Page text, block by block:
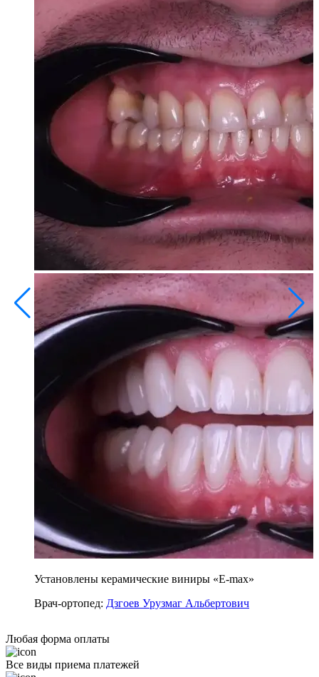
Установлены керамические виниры «E-max»
Врач-ортопед: Дзгоев Урузмаг Альбертович
Любая форма оплаты
Все виды приема платежей